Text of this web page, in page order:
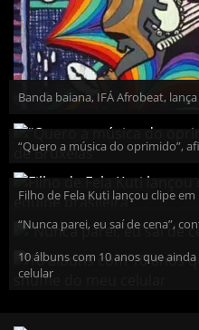
Banda baiana, IFÁ Afrobeat,
“Quero a música do oprimido”,
Filho de Fela Kuti lançou clipe
“Nunca parei, eu saí de cena”,
10 álbuns com 10 anos que
celular